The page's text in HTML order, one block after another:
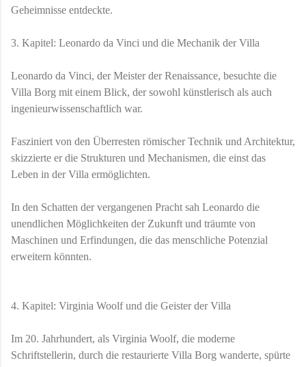
Geheimnisse entdeckte.
3. Kapitel: Leonardo da Vinci und die Mechanik der Villa
Leonardo da Vinci, der Meister der Renaissance, besuchte die
Villa Borg mit einem Blick, der sowohl künstlerisch als auch
ingenieurwissenschaftlich war.
Fasziniert von den Überresten römischer Technik und Architektur,
skizzierte er die Strukturen und Mechanismen, die einst das
Leben in der Villa ermöglichten.
In den Schatten der vergangenen Pracht sah Leonardo die
unendlichen Möglichkeiten der Zukunft und träumte von
Maschinen und Erfindungen, die das menschliche Potenzial
erweitern könnten.
4. Kapitel: Virginia Woolf und die Geister der Villa
Im 20. Jahrhundert, als Virginia Woolf, die moderne
Schriftstellerin, durch die restaurierte Villa Borg wanderte, spürte